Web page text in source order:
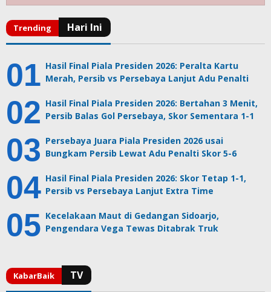
Hasil Final Piala Presiden 2026: Peralta Kartu
Merah, Persib vs Persebaya Lanjut Adu Penalti
Hasil Final Piala Presiden 2026: Bertahan 3 Menit,
Persib Balas Gol Persebaya, Skor Sementara 1-1
Persebaya Juara Piala Presiden 2026 usai
Bungkam Persib Lewat Adu Penalti Skor 5-6
Hasil Final Piala Presiden 2026: Skor Tetap 1-1,
Persib vs Persebaya Lanjut Extra Time
Kecelakaan Maut di Gedangan Sidoarjo,
Pengendara Vega Tewas Ditabrak Truk